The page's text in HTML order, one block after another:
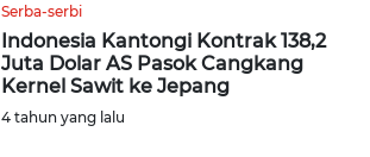
Serba-serbi
Indonesia Kantongi Kontrak 138,2
Juta Dolar AS Pasok Cangkang
Kernel Sawit ke Jepang
4 tahun yang lalu